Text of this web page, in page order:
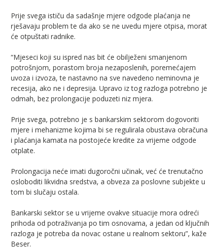
Prije svega ističu da sadašnje mjere odgode plaćanja ne
rješavaju problem te da ako se ne uvedu mjere otpisa, morat
će otpuštati radnike.
“Mjeseci koji su ispred nas bit će obilježeni smanjenom
potrošnjom, porastom broja nezaposlenih, poremećajem
uvoza i izvoza, te nastavno na sve navedeno neminovna je
recesija, ako ne i depresija. Upravo iz tog razloga potrebno je
odmah, bez prolongacije poduzeti niz mjera.
Prije svega, potrebno je s bankarskim sektorom dogovoriti
mjere i mehanizme kojima bi se regulirala obustava obračuna
i plaćanja kamata na postojeće kredite za vrijeme odgode
otplate.
Prolongacija neće imati dugoročni učinak, već će trenutačno
osloboditi likvidna sredstva, a obveza za poslovne subjekte u
tom bi slučaju ostala.
Bankarski sektor se u vrijeme ovakve situacije mora odreći
prihoda od potraživanja po tim osnovama, a jedan od ključnih
razloga je potreba da novac ostane u realnom sektoru”, kaže
Beser.